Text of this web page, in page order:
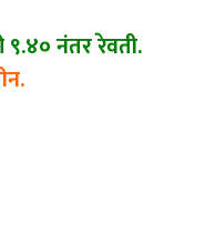
९.४० नंतर रेवती.